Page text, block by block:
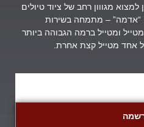
מגווון רחב של ציוד טיולים
“אדמה” – מתמחה בשירות
ומטייל ברמה הגבוהה ביותר
אחד מטייל קצת אחרת.